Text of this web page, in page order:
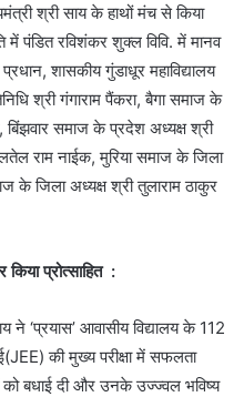
श्री साय के हाथों मंच से किया
पंडित रविशंकर शुक्ल विवि. में मानव
शासकीय गुंडाधूर महाविद्यालय
श्री गंगाराम पैंकरा, बैगा समाज के
बिंझवार समाज के प्रदेश अध्यक्ष श्री
राम नाईक, मुरिया समाज के जिला
के जिला अध्यक्ष श्री तुलाराम ठाकुर
किया प्रोत्साहित :
‘प्रयास’ आवासीय विद्यालय के 112
की मुख्य परीक्षा में सफलता
को बधाई दी और उनके उज्ज्वल भविष्य